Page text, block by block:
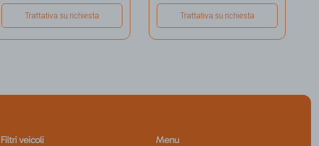
Trattativa su richiesta
Trattativa su richiesta
Filtri veicoli Menu